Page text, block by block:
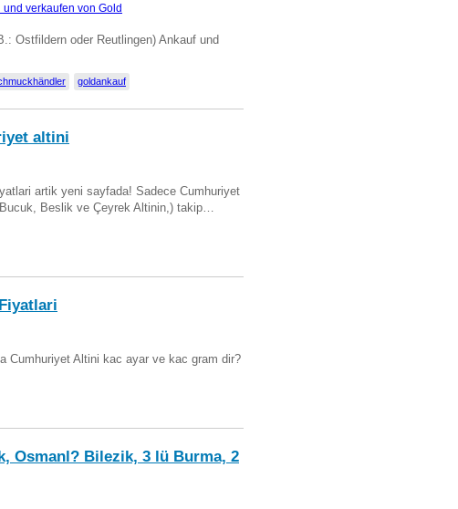
verkaufen von Gold
Ostfildern oder Reutlingen) Ankauf und
goldankauf
altini
artik yeni sayfada! Sadece Cumhuriyet
Beslik ve Çeyrek Altinin,) takip…
Cumhuriyet Altini kac ayar ve kac gram dir?
Osmanl? Bilezik, 3 lü Burma, 2